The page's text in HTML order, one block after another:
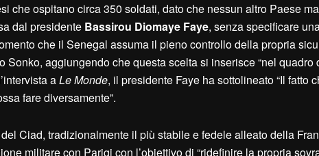
che ospitano circa 350 soldati, dato che nessun altro Paese
dal presidente Bassirou Diomaye Faye, senza specificare
che il Senegal assuma il pieno controllo della propria
Sonko, aggiungendo che questa scelta si inserisce “nel quadro
aLe Monde, il presidente Faye ha sottolineato “Il fatto
fare diversamente”.
Ciad, tradizionalmente il più stabile e fedele alleato della
militare con Parigi con l’obiettivo di “ridefinire la propria